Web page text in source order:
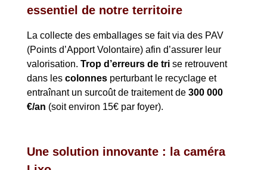
essentiel de notre territoire
La collecte des emballages se fait via des PAV
(Points d’Apport Volontaire) afin d’assurer leur
valorisation. Trop d’erreurs de tri se retrouvent
dans les colonnes perturbant le recyclage et
entraînant un surcoût de traitement de 300 000
€/an (soit environ 15€ par foyer).
Une solution innovante : la caméra